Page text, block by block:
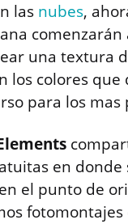
las nubes,
comenzarán
una textura
los colores
para los mas
en donde
el punto de
fotomontajes